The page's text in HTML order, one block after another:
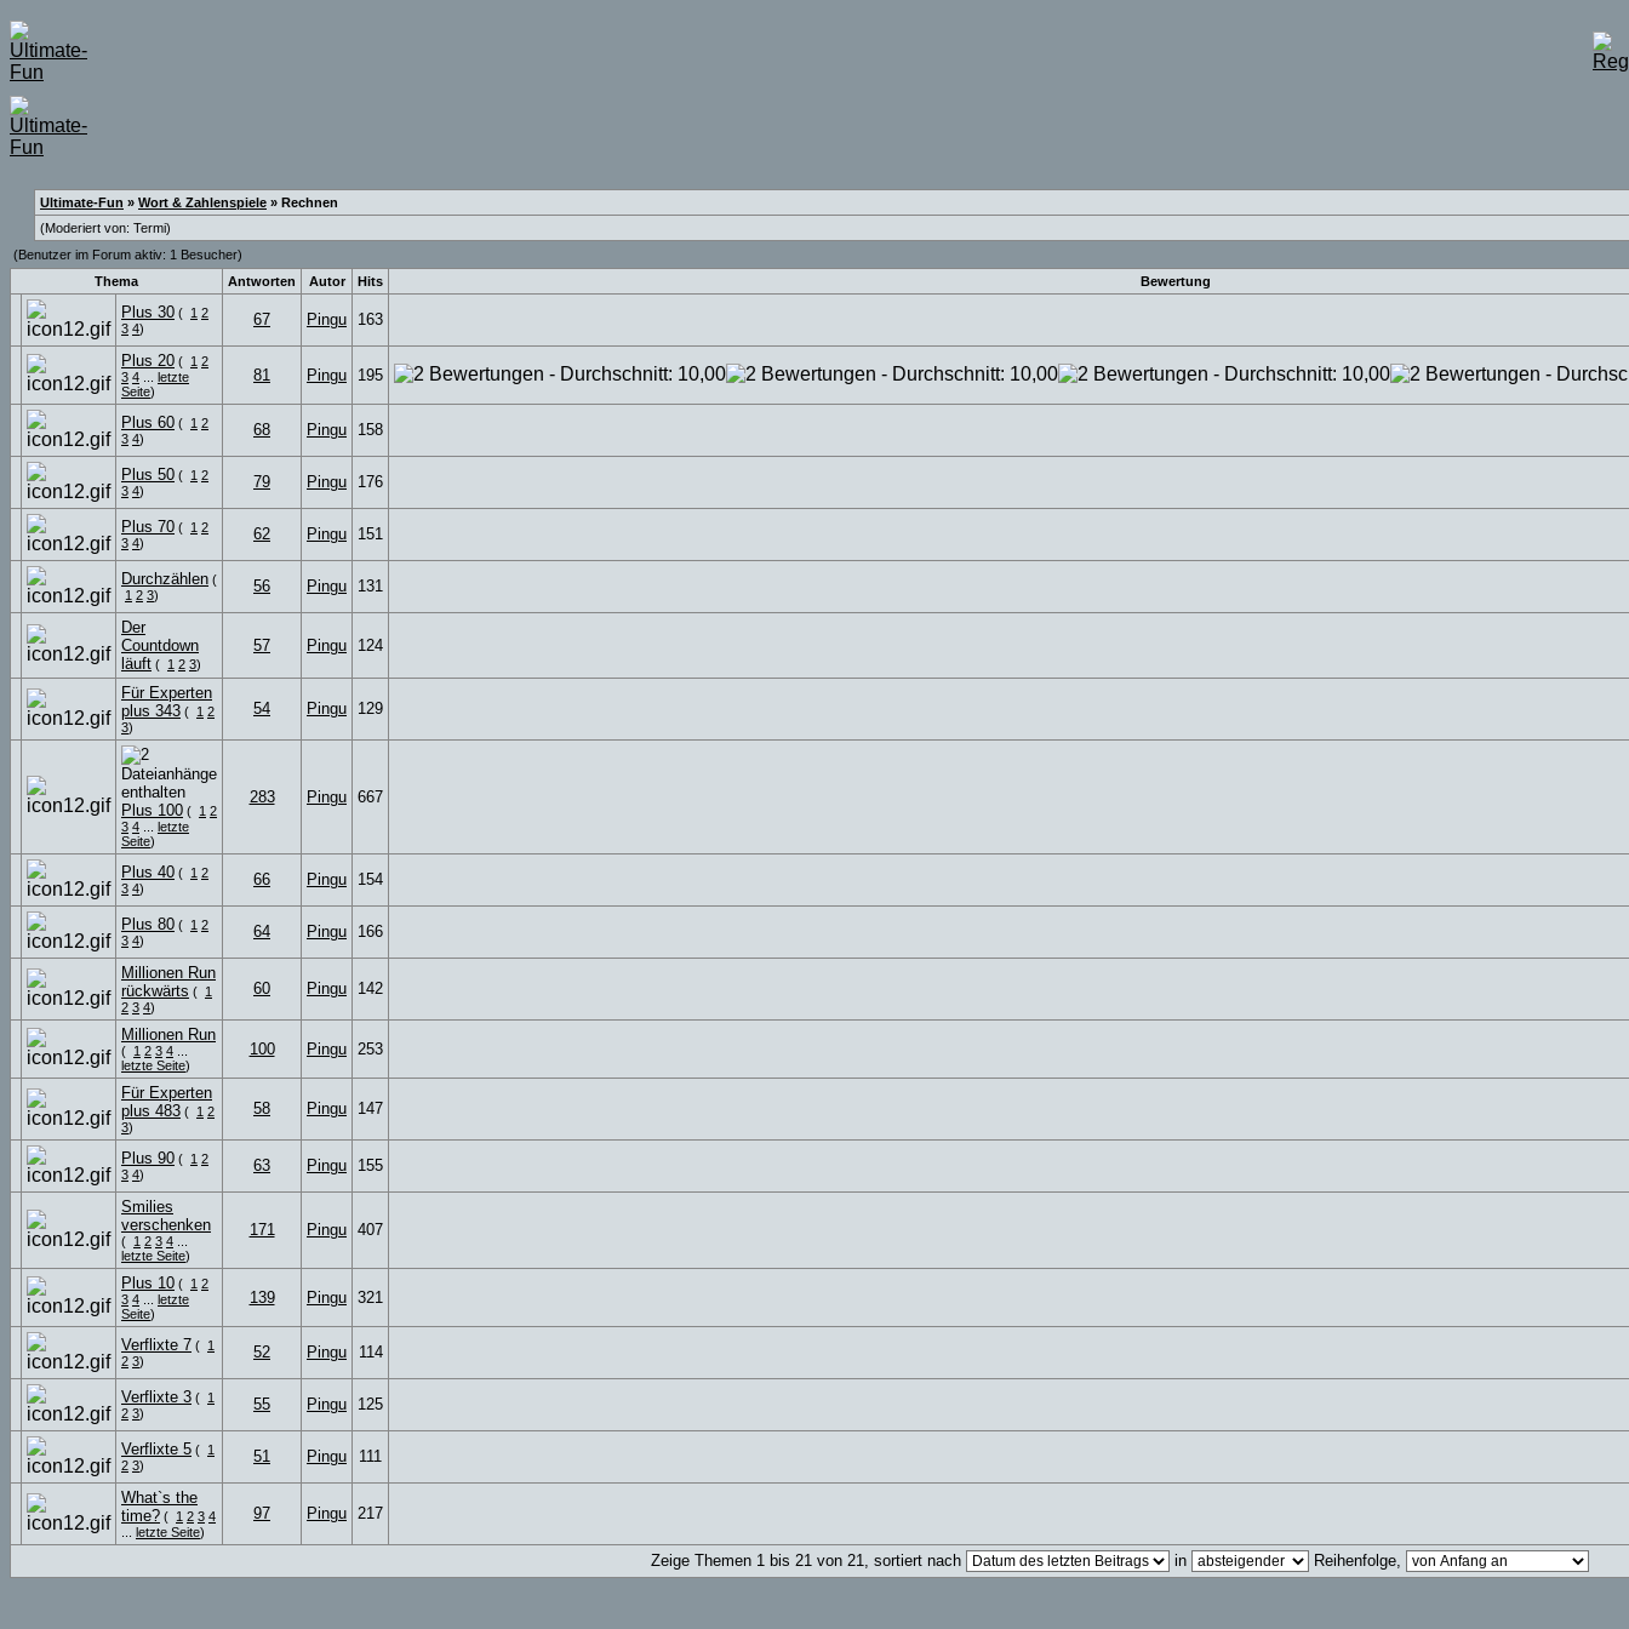
Ultimate-Fun » Wort & Zahlenspiele » Rechnen
(Moderiert von: Termi)
(Benutzer im Forum aktiv: 1 Besucher)
Thema
Antworten Autor Hits Bewertung
Plus 30 ( 1 2
3 4) 67 Pingu 163
Plus 20 ( 1 2
3 4
letzte
Seite)
81 Pingu 195
Plus 60 ( 1 2
3 4) 68 Pingu 158
Plus 50 ( 1 2
3 4) 79 Pingu 176
Plus 70 ( 1 2
3 4) 62 Pingu 151
Durchzählen (
1 2 3) 56 Pingu 131
Der
Countdown
läuft ( 1 2 3)
57 Pingu 124
Für Experten
plus 343 ( 1 2
3)
54 Pingu 129
Plus 100 ( 1 2
3 4
letzte
Seite)
283 Pingu 667
Plus 40 ( 1 2
3 4) 66 Pingu 154
Plus 80 ( 1 2
3 4) 64 Pingu 166
Millionen Run
rückwärts ( 1
2 3 4)
60 Pingu 142
Millionen Run
( 1 2 3 4
letzte Seite)
100 Pingu 253
Für Experten
plus 483 ( 1 2
3)
58 Pingu 147
Plus 90 ( 1 2
3 4) 63 Pingu 155
Smilies
verschenken
( 1 2 3 4
letzte Seite)
171 Pingu 407
Plus 10 ( 1 2
3 4
letzte
Seite)
139 Pingu 321
Verflixte 7 ( 1
2 3) 52 Pingu 114
Verflixte 3 ( 1
2 3) 55 Pingu 125
Verflixte 5 ( 1
2 3) 51 Pingu 111
What`s the
time? ( 1 2 3 4
letzte Seite)
97 Pingu 217
Zeige Themen 1 bis 21 von 21, sortiert nach in Reihenfolge,